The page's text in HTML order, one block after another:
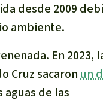
desde 2009
ambiente.
En 2023,
Cruz sacaron un
de las